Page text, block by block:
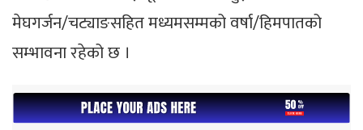
मेघगर्जन/चट्याङसहित मध्यमसम्मको वर्षा/हिमपातको
सम्भावना रहेको छ ।